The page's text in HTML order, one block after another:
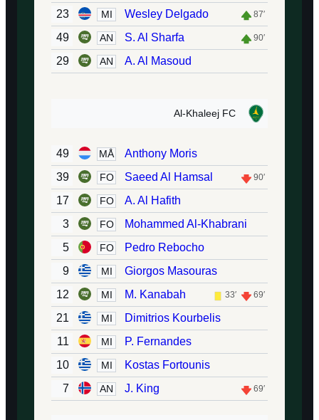
23
MI Wesley Delgado 87′
49 AN S. Al Sharfa 90′
29 AN A. Al Masoud
Al-Khaleej FC
49 MÅ
Anthony Moris
39
FO Saeed Al Hamsal 90′
17 FO
A. Al Hafith
3
FO
Mohammed Al-Khabrani
5
FO
Pedro Rebocho
9
MI
Giorgos Masouras
12
MI M. Kanabah 33′ 69′
21 MI
Dimitrios Kourbelis
11
MI
P. Fernandes
10
MI
Kostas Fortounis
7
AN J. King 69′